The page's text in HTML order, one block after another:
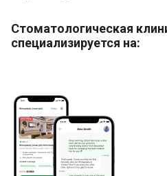
Стоматологическая
специализируется на: